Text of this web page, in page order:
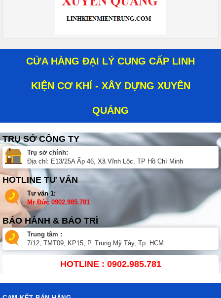
CỬA HÀNG ĐẠI LÝ CUNG CẤP LINH
KIỆN CƠ KHÍ - XÂY DỰNG XUYÊN
QUẢNG
TRỤ SỞ CÔNG TY
Trụ sở chính:
Địa chỉ: E13/25A Ấp 46, Xã Vĩnh Lộc, TP Hồ Chí Minh
HOTLINE TƯ VẤN
Tư vấn 1:
Mr Đức 0902.985.781
BẢO HÀNH & BẢO TRÌ
Trung tâm :
7/12, TMT09, KP15, P. Trung Mỹ Tây, Tp. HCM
HOTLINE : 0902.985.781